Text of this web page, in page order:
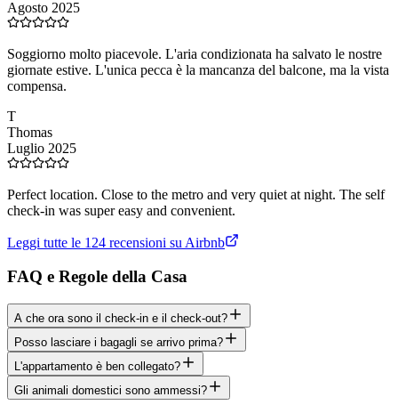
Agosto 2025
Soggiorno molto piacevole. L'aria condizionata ha salvato le nostre
giornate estive. L'unica pecca è la mancanza del balcone, ma la vista
compensa.
T
Thomas
Luglio 2025
Perfect location. Close to the metro and very quiet at night. The self
check-in was super easy and convenient.
Leggi tutte le 124 recensioni su Airbnb
FAQ e Regole della Casa
A che ora sono il check-in e il check-out?
Posso lasciare i bagagli se arrivo prima?
L'appartamento è ben collegato?
Gli animali domestici sono ammessi?